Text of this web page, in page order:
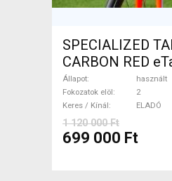
SPECIALIZED
CARBON RED
Országúti
Állapot
használt
Fokozatok elöl
2
Keres / Kínál
ELADÓ
1 120 000 Ft
699 000 Ft